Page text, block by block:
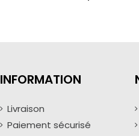
INFORMATION
Livraison
Paiement sécurisé